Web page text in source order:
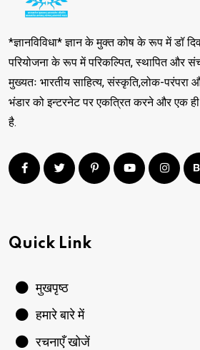
*ज्ञानविविधा* ज्ञान के मुक्त कोष के रूप में डॉ
परियोजना के रूप में परिकल्पित, स्थापित और
मुख्यतः भारतीय साहित्य, संस्कृति,लोक-परंपरा
भंडार को इन्टरनेट पर एकत्रित करने और एक
है.
Quick Link
मुखपृष्ठ
हमारे बारे में
रचनाएँ खोजें